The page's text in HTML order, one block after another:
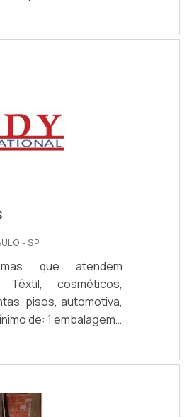
e um peso
ACERCA O
tubos de PVC,
E possui diversas
com.
- SP
que atendem
cosméticos,
pisos, automotiva,
de: 1 embalagem -
dispersões sem
possui anos de
dispersores de
ampla gama de